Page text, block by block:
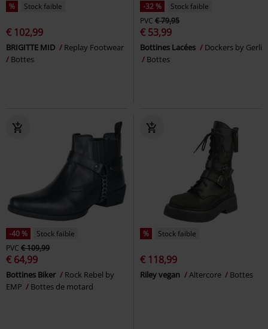
% Stock faible
€ 102,99
BRIGITTE MID
Replay Footwear
Bottes
-32 %
Stock faible
PVC € 79,95
€ 53,99
Bottines Lacées
Dockers by Gerli
Bottes
-40 %
Stock faible
PVC € 109,99
€ 64,99
Bottines Biker
Rock Rebel by
EMP
Bottes de motard
% Stock faible
€ 118,99
Riley vegan Altercore Bottes